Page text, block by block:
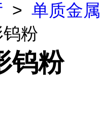
> 单质金属
粉
钨粉